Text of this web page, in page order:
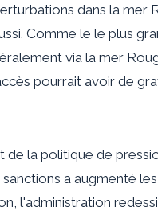
dans la mer
Comme le le plus
via la mer
pourrait avoir de
la politique de
a augmenté
l'administration